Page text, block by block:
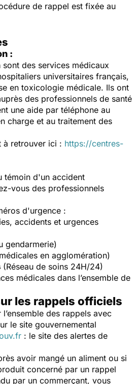
de rappel est fixée au
:
des services médicaux
universitaires français,
en toxicologie médicale. Ils ont
des professionnels de santé
une aide par téléphone au
charge et au traitement des
à retrouver ici : https://centres-
témoin d'un accident
vous des professionnels
d'urgence :
accidents et urgences
gendarmerie)
en agglomération)
(Réseau de soins 24H/24)
médicales dans l’ensemble de
les rappels officiels
des rappels avec
le site gouvernemental
: le site des alertes de
avoir mangé un aliment ou si
concerné par un rappel
par un commerçant, vous